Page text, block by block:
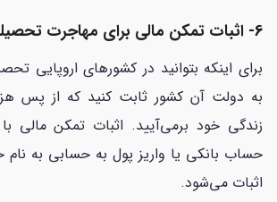
6- اثبات تمکن مالی برای مهاجرت تحصیلی به اروپا
برای اینکه بتوانید در کشورهای اروپایی
به دولت آن کشور ثابت کنید که از پس
زندگی خود برمی‌آیید. اثبات تمکن مالی با
حساب بانکی یا واریز پول به حسابی به نام
اثبات می‌شود.